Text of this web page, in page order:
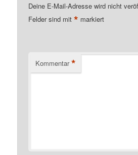
Deine E-Mail-Adresse wird nicht
Felder sind mit* markiert
Kommentar *